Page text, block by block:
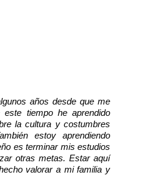
años desde que me
tiempo he aprendido
la cultura y costumbres
estoy aprendiendo
es terminar mis estudios
otras metas. Estar aquí
valorar a mi familia y